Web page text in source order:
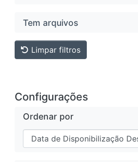
Tem arquivos
Limpar filtros
Configurações
Ordenar por